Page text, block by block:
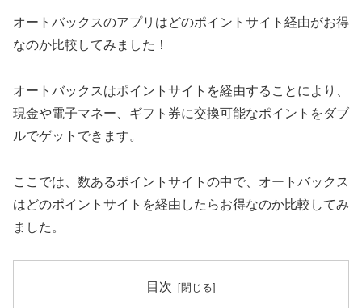
オートバックスのアプリはどのポイントサイト経由がお得
なのか比較してみました！
オートバックスはポイントサイトを経由することにより、
現金や電子マネー、ギフト券に交換可能なポイントをダブ
ルでゲットできます。
ここでは、数あるポイントサイトの中で、オートバックス
はどのポイントサイトを経由したらお得なのか比較してみ
ました。
目次